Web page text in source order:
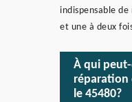
indispensable
et une à deux
À qui
réparation
le 45480?